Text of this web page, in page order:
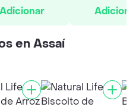
Adicionar
en Assaí